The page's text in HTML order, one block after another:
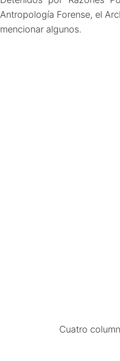
Antropología Forense, el
mencionar algunos.
Cuatro